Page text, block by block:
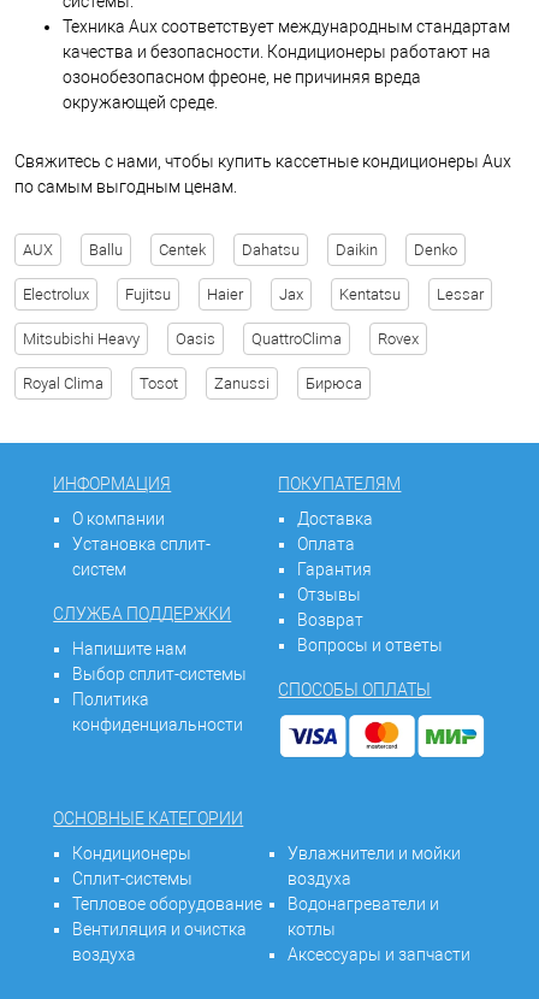
AUX Ballu Centek Dahatsu Daikin Denko
Electrolux Fujitsu Haier Jax Kentatsu Lessar
Mitsubishi Heavy Oasis QuattroClima Rovex
Royal Clima Tosot Zanussi Бирюса
Техника Aux соответствует международным стандартам
качества и безопасности. Кондиционеры работают на
озонобезопасном фреоне, не причиняя вреда
окружающей среде.
Свяжитесь с нами, чтобы купить кассетные кондиционеры Aux
по самым выгодным ценам.
ИНФОРМАЦИЯ
О компании
Установка сплит-
систем
СЛУЖБА ПОДДЕРЖКИ
Напишите нам
Выбор сплит-системы
Политика
конфиденциальности
ПОКУПАТЕЛЯМ
Доставка
Оплата
Гарантия
Отзывы
Возврат
Вопросы и ответы
СПОСОБЫ ОПЛАТЫ
ОСНОВНЫЕ КАТЕГОРИИ
Кондиционеры
Сплит-системы
Тепловое оборудование
Вентиляция и очистка
воздуха
Увлажнители и мойки
воздуха
Водонагреватели и
котлы
Аксессуары и запчасти